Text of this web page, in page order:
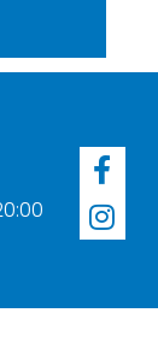
F
a
c
e
o
I
n
s
t
g